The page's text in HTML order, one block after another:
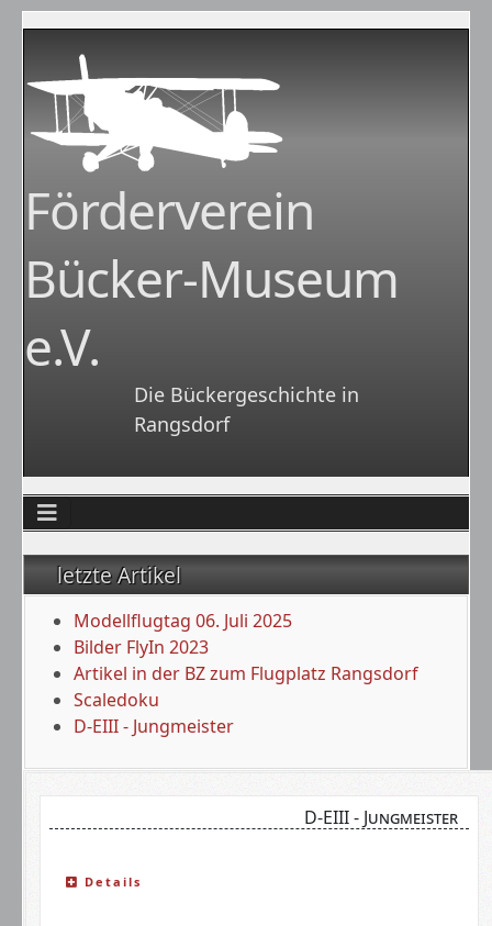
Förderverein
Bücker-Museum
e.V.
Die Bückergeschichte in
Rangsdorf
letzte Artikel
Modellflugtag 06. Juli 2025
Bilder FlyIn 2023
Artikel in der BZ zum Flugplatz Rangsdorf
Scaledoku
D-EIII - Jungmeister
D-EIII - Jungmeister
Details